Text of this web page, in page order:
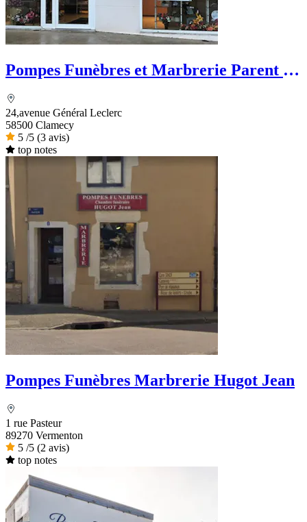
Pompes Funèbres et Marbrerie Parent -
24,avenue Général Leclerc
58500 Clamecy
5 /5 (3 avis)
top notes
Pompes Funèbres Marbrerie Hugot Jean
1 rue Pasteur
89270 Vermenton
5 /5 (2 avis)
top notes